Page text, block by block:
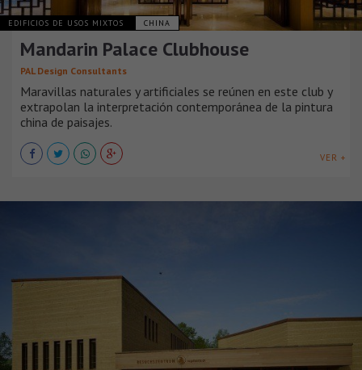
EDIFICIOS DE USOS MIXTOS CHINA
Mandarin Palace Clubhouse
PAL Design Consultants
Maravillas naturales y artificiales se reúnen en este club y
extrapolan la interpretación contemporánea de la pintura
china de paisajes.
VER +